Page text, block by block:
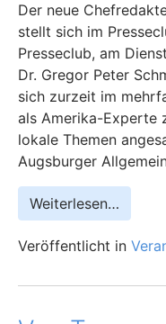
Der neue
stellt sich im
Presseclub, am
Dr. Gregor Peter
sich zurzeit im
als Amerika-Experte
lokale Themen
Augsburger
Weiterlesen…
Veröffentlicht in